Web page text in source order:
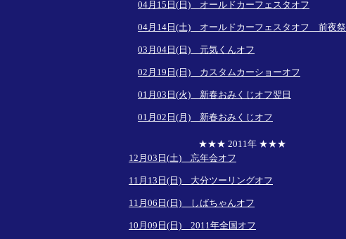
04月15日(日) オールドカーフェスタオフ
04月14日(土) オールドカーフェスタオフ 前夜祭
03月04日(日) 元気くんオフ
02月19日(日) カスタムカーショーオフ
01月03日(火) 新春おみくじオフ翌日
01月02日(月) 新春おみくじオフ
★★★ 2011年 ★★★
12月03日(土) 忘年会オフ
11月13日(日) 大分ツーリングオフ
11月06日(日) しばちゃんオフ
10月09日(日) 2011年全国オフ